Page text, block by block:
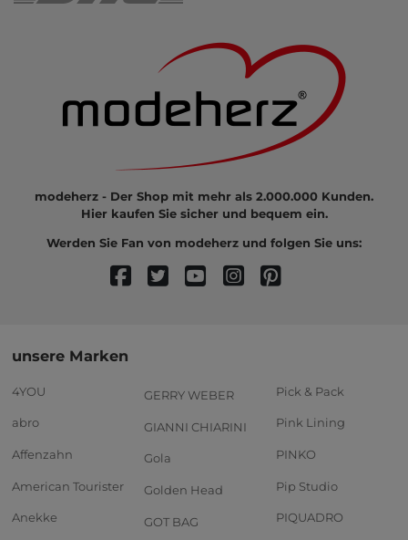
modeherz - Der Shop mit mehr als 2.000.000 Kunden.
Hier kaufen Sie sicher und bequem ein.
Werden Sie Fan von modeherz und folgen Sie uns:
unsere Marken
4YOU
abro
Affenzahn
American Tourister
Anekke
GERRY WEBER
GIANNI CHIARINI
Gola
Golden Head
GOT BAG
Pick & Pack
Pink Lining
PINKO
Pip Studio
PIQUADRO